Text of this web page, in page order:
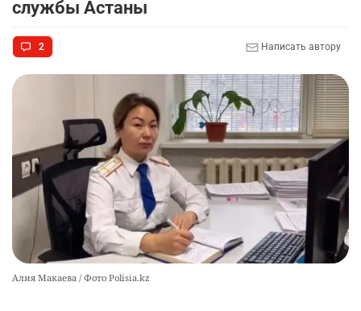
2340 18
10
🌟 Впервые за 70 лет в Казахстане выпустили
17
службы Астаны
2 Написать автору
Алия Макаева / Фото Polisia.kz